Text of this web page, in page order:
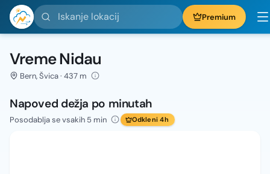
Iskanje lokacij Premium
Vreme Nidau
Bern, Švica · 437 m
Napoved dežja po minutah
Posodablja se vsakih 5 min Odkleni 4h